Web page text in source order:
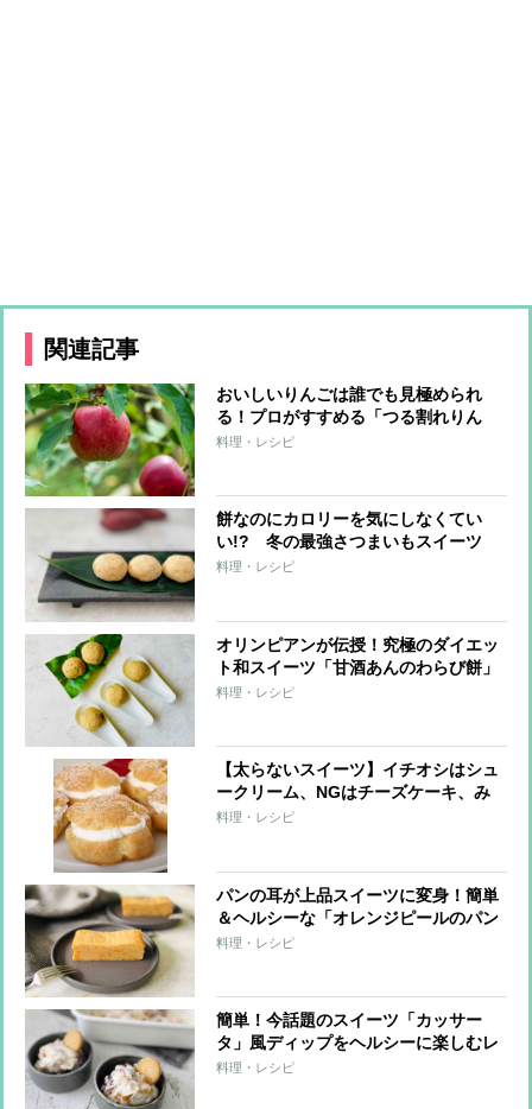
関連記事
おいしいりんごは誰でも見極められ
る！プロがすすめる「つる割れりん
ご」とは？
料理・レシピ
餅なのにカロリーを気にしなくてい
い!? 冬の最強さつまいもスイーツ
「芋もち」レシピ
料理・レシピ
オリンピアンが伝授！究極のダイエッ
ト和スイーツ「甘酒あんのわらび餅」
料理・レシピ
【太らないスイーツ】イチオシはシュ
ークリーム、NGはチーズケーキ、み
たらし団子
料理・レシピ
パンの耳が上品スイーツに変身！簡単
＆ヘルシーな「オレンジピールのパン
プディング」
料理・レシピ
簡単！今話題のスイーツ「カッサー
タ」風ディップをヘルシーに楽しむレ
シピ
料理・レシピ